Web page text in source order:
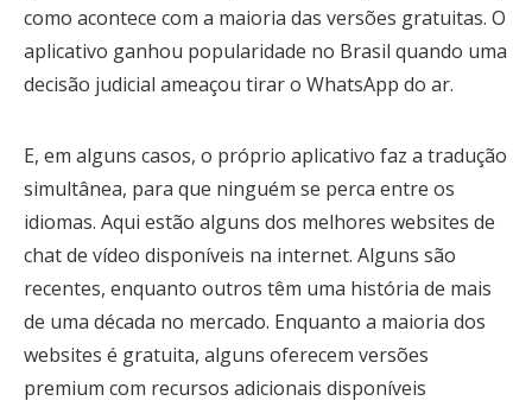
como acontece com a maioria das versões gratuitas. O
aplicativo ganhou popularidade no Brasil quando uma
decisão judicial ameaçou tirar o WhatsApp do ar.
E, em alguns casos, o próprio aplicativo faz a tradução
simultânea, para que ninguém se perca entre os
idiomas. Aqui estão alguns dos melhores websites de
chat de vídeo disponíveis na internet. Alguns são
recentes, enquanto outros têm uma história de mais
de uma década no mercado. Enquanto a maioria dos
websites é gratuita, alguns oferecem versões
premium com recursos adicionais disponíveis